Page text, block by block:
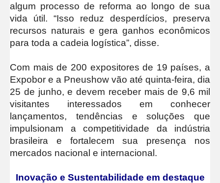
algum processo de reforma ao longo de sua
vida útil. “Isso reduz desperdícios, preserva
recursos naturais e gera ganhos econômicos
para toda a cadeia logística”, disse.
Com mais de 200 expositores de 19 países, a
Expobor e a Pneushow vão até quinta-feira, dia
25 de junho, e devem receber mais de 9,6 mil
visitantes interessados em conhecer
lançamentos, tendências e soluções que
impulsionam a competitividade da indústria
brasileira e fortalecem sua presença nos
mercados nacional e internacional.
Inovação e Sustentabilidade em destaque